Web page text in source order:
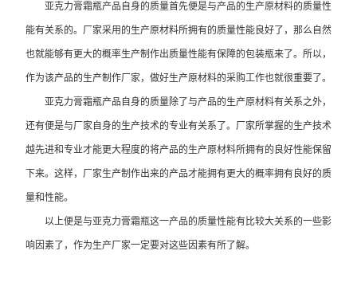
亚克力膏霜瓶产品自身的质量首先便是与产品的生产原材料的质量性
能有关系的。厂家采用的生产原材料所拥有的质量性能良好了，那么自然
也就能够有更大的概率生产制作出质量性能有保障的包装瓶来了。所以，
作为该产品的生产制作厂家，做好生产原材料的采购工作也就很重要了。
亚克力膏霜瓶产品自身的质量除了与产品的生产原材料有关系之外，
还有便是与厂家自身的生产技术的专业有关系了。厂家所掌握的生产技术
越先进和专业才能更大程度的将产品的生产原材料所拥有的良好性能保留
下来。这样，厂家生产制作出来的产品才能拥有更大的概率拥有良好的质
量和性能。
以上便是与亚克力膏霜瓶这一产品的质量性能有比较大关系的一些影
响因素了，作为生产厂家一定要对这些因素有所了解。